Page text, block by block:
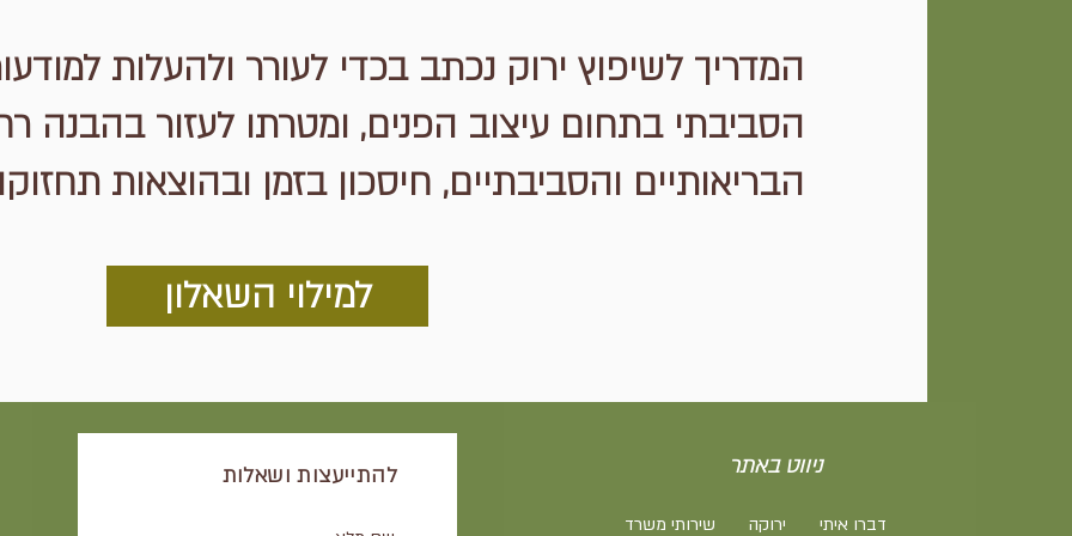
המדריך לשיפוץ ירוק נכתב בכדי לעורר ולהעלות
הסביבתי בתחום עיצוב הפנים, ומטרתו לעזור בהבנה
הבריאותיים והסביבתיים, חיסכון בזמן ובהוצאות
למילוי השאלון
להתייעצות ושאלות ניווט באתר
דברו איתי ירוקה שירותי משרד